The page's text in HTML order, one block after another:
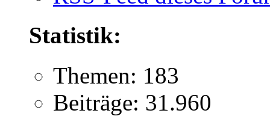
Statistik:
Themen: 183
Beiträge: 31.960